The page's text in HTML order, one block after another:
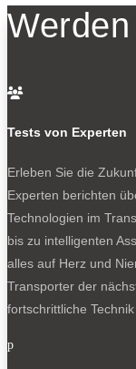

Tests von Experten
Erleben Sie die
Experten berichten
Technologien im
bis zu intelligenten
alles auf Herz und
Transporter der
fortschrittliche
p